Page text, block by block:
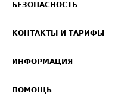
Звезды ATI.SU на вашем сайте
Средние ставки
БЕЗОПАСНОСТЬ
Светофор+
О формировании Паспорта
КОНТАКТЫ И ТАРИФЫ
Реклама на сайте
ИНФОРМАЦИЯ
ПОМОЩЬ